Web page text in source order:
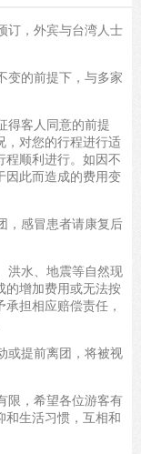
订，外宾与台湾人士
变的前提下，与多家
得客人同意的前提
，对您的行程进行适
程顺利进行。如因不
因此而造成的费用变
，感冒患者请康复后
洪水、地震等自然现
的增加费用或无法按
担相应赔偿责任，
或提前离团，将被视
限，希望各位游客有
和生活习惯，互相和